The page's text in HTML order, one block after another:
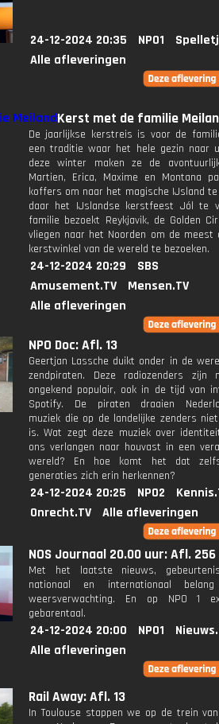
24-12-2024 20:35 NPO1
Alle afleveringen
Kerst met de familie
De jaarlijkse kerstreis is voor de
een traditie waar het hele gezin naar
deze winter maken ze de
Martien, Erica, Maxime en Montana
koffers om naar het magische IJsland
daar het IJslandse kerstfeest Jól te
familie bezoekt Reykjavik, de Golden
vliegen naar het Noorden om de meest
kerstwinkel van de wereld te bezoeken.
24-12-2024 20:29
SBS
Amusement.TV
Mensen.TV
Alle afleveringen
NPO Doc: Afl. 13
Geertjan Lassche duikt onder in de
zendpiraten. Deze radiozenders zijn
ongekend populair, ook in de tijd van
Spotify. De piraten draaien
muziek die op de landelijke zenders
is. Wat zegt deze muziek over
ons verlangen naar houvast in een
wereld? En hoe komt het dat
generaties zich erin herkennen?
24-12-2024 20:25 NPO2
Onrecht.TV
Alle afleveringen
NOS Journaal 20.00 uur: Afl. 256
Met het laatste nieuws,
nationaal en internationaal
weersverwachting. En op NPO 1
gebarentaal.
24-12-2024 20:00 NPO1
Alle afleveringen
Rail Away: Afl. 13
In Toulouse stappen we op de trein